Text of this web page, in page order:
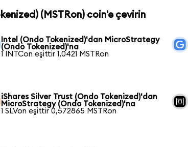
(MSTRon) coin'e çevirin
Intel (Ondo Tokenized)'dan MicroStrategy
(Ondo Tokenized)'na
1 INTCon eşittir 1,0421 MSTRon
iShares Silver Trust (Ondo Tokenized)'dan
MicroStrategy (Ondo Tokenized)'na
1 SLVon eşittir 0,572865 MSTRon